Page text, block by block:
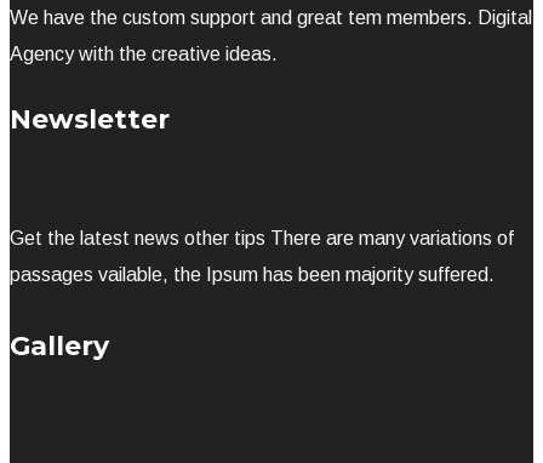
We have the custom support and great tem members. Digital
Agency with the creative ideas.
Newsletter
Get the latest news other tips There are many variations of
passages vailable, the Ipsum has been majority suffered.
Gallery